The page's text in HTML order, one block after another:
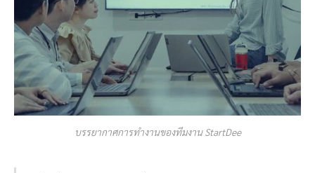
บรรยากาศการทำงานของทีมงาน StartDee